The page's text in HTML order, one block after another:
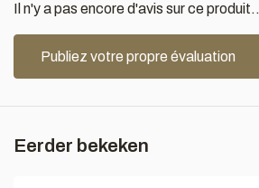
Il n'y a pas encore d'avis sur ce produit..
Publiez votre propre évaluation
Eerder bekeken